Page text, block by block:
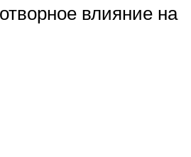
влияние на